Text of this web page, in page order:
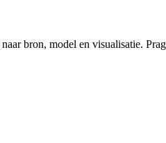
bron, model en visualisatie.